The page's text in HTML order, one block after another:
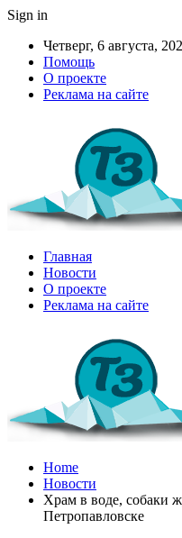
Sign in
Четверг, 6 августа,
Помощь
О проекте
Реклама на сайте
Главная
Новости
О проекте
Реклама на сайте
Home
Новости
Храм в воде, собаки
Петропавловске